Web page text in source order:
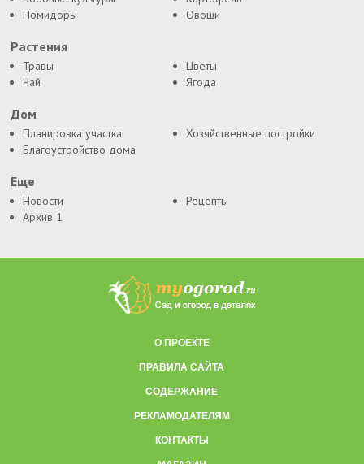
Помидоры
Овощи
Растения
Травы
Цветы
Чай
Ягода
Дом
Планировка участка
Хозяйственные постройки
Благоустройство дома
Еще
Новости
Рецепты
Архив 1
О ПРОЕКТЕ
ПРАВИЛА САЙТА
СОДЕРЖАНИЕ
РЕКЛАМОДАТЕЛЯМ
КОНТАКТЫ